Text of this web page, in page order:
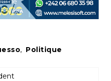
, Politique